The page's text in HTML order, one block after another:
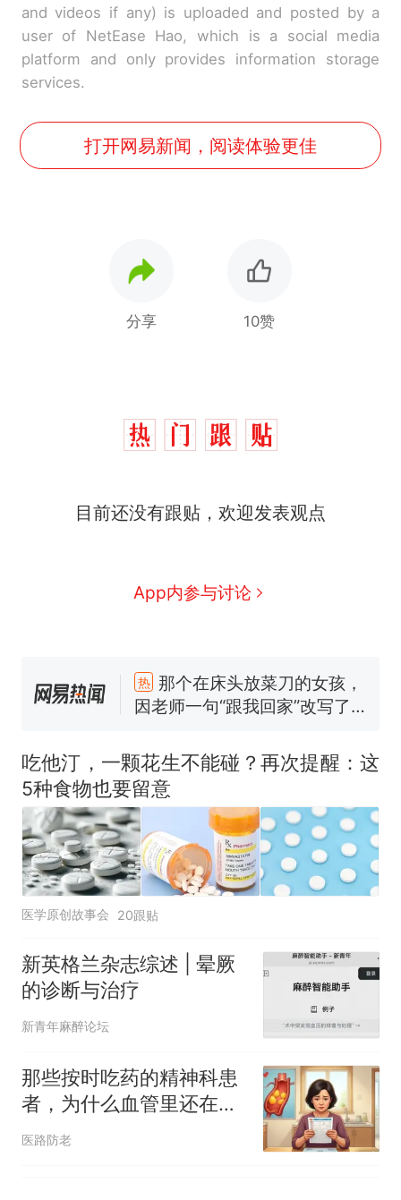
and videos if any) is uploaded and posted by a
user of NetEase Hao, which is a social media
platform and only provides information storage
services.
打开网易新闻，阅读体验更佳
分享 10赞
目前还没有跟贴，欢迎发表观点
App内参与讨论
热
那个在床头放菜刀的女孩，
因老师一句“跟我回家”改写了
么？
费大厨“全国小炒肉大王”称
号，仅凭视频评出？中国烹饪
协会回应
男子上山采菌偶然发现鸡枞菌
窝，原地守1天等它长大：挖了
140多朵
美国渔民钓获鲨鱼徒手将其拽
回大海 目击者直呼震惊 （视频
来源：参考消息）
笔试第一被第二名传话劝弃考
热 那个在床头放菜刀的女孩，
因老师一句“跟我回家”改写了
吃他汀，一颗花生不能碰？再次提醒：这
5种食物也要留意
医学原创故事会 20跟贴
新英格兰杂志综述 | 晕厥
的诊断与治疗
新青年麻醉论坛
那些按时吃药的精神科患
者，为什么血管里还在悄
悄"生锈"？
医路防老